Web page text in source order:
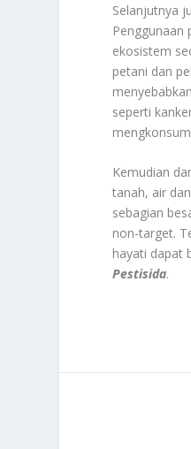
Selanjutnya
Penggunaan
ekosistem
petani dan
seperti
Kemudian
tanah, air
sebagian
non-target.
hayati dapat
Pestisida.